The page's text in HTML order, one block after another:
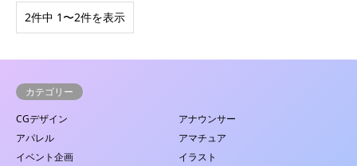
2件中 1〜2件を表示
カテゴリー
CGデザイン
アナウンサー
アパレル
アマチュア
イベント企画
イラスト